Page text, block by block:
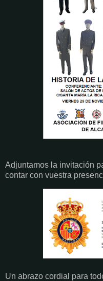
Adjuntamos la invitación
contar con vuestra
Un abrazo cordial para